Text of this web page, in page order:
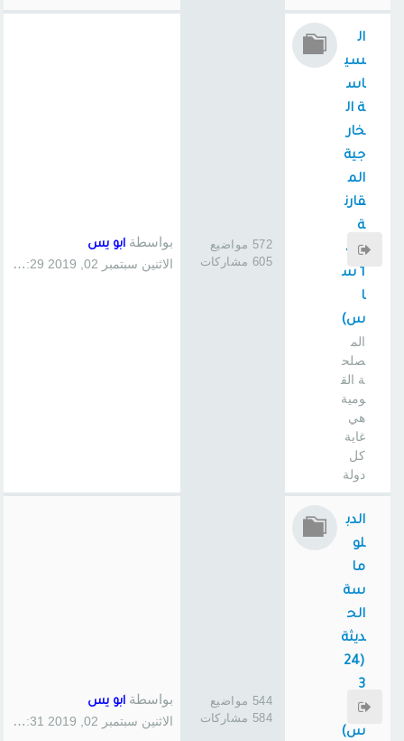
ال
سي
اس
ة ال
خار
جية
الم
قارن
ة
(41
1 س
ا
س)
الم
صلح
ة الق
ومية
هي
غاية
كل
دولة
572 مواضيع
605 مشاركات
بواسطة ابو يس
الاثنين سبتمبر 02, 2019 1:29 pm
الدب
لو
ما
سة
الح
ديثة
(24
3
سا
س)
544 مواضيع
584 مشاركات
بواسطة ابو يس
الاثنين سبتمبر 02, 2019 1:31 pm